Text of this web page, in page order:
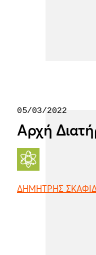
05/03/2022
Αρχή
ΔΗΜΗΤΡΗΣ